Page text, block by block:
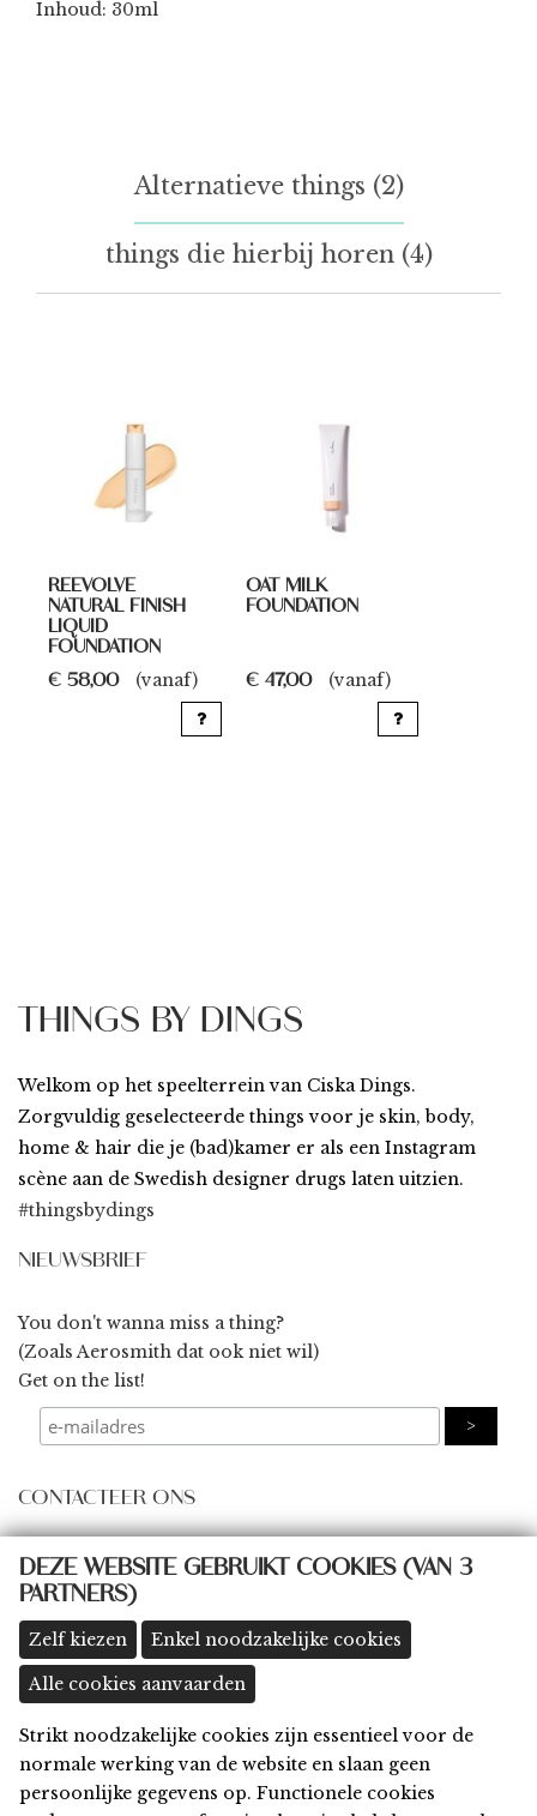
Inhoud: 30ml
Alternatieve things (2)
things die hierbij horen (4)
REEVOLVE
NATURAL FINISH
LIQUID
FOUNDATION
€ 58,00
(vanaf)
OAT MILK
FOUNDATION
€ 47,00 (vanaf)
DEZE WEBSITE GEBRUIKT COOKIES (VAN 3
PARTNERS)
Zelf kiezen Enkel noodzakelijke cookies
Alle cookies aanvaarden
Strikt noodzakelijke cookies zijn essentieel voor de
normale werking van de website en slaan geen
persoonlijke gegevens op. Functionele cookies
THINGS BY DINGS
Welkom op het speelterrein van Ciska Dings.
Zorgvuldig geselecteerde things voor je skin, body,
home & hair die je (bad)kamer er als een Instagram
scène aan de Swedish designer drugs laten uitzien.
#thingsbydings
NIEUWSBRIEF
You don't wanna miss a thing?
(Zoals Aerosmith dat ook niet wil)
Get on the list!
CONTACTEER ONS
some@thingsbydings.com
@thingsbydings
shop: Klein Boom 8A, 2580 Putte(meer details >>)
Home
Shop
Privacy